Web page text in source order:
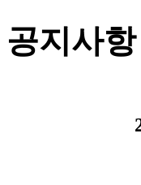
공지사항